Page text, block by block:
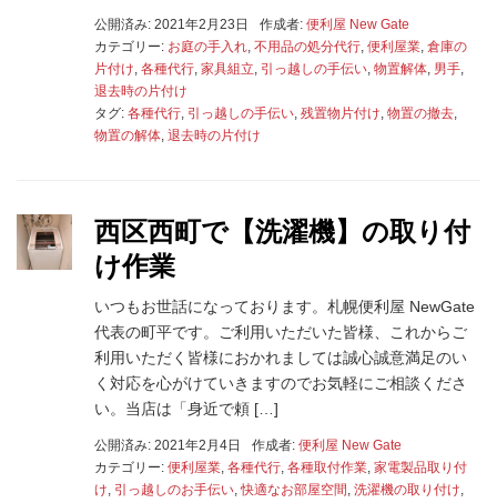
公開済み: 2021年2月23日 作成者: 便利屋 New Gate
カテゴリー: お庭の手入れ 不用品の処分代行 便利屋業 倉庫の
片付け 各種代行 家具組立 引っ越しの手伝い 物置解体 男手
退去時の片付け
タグ: 各種代行 引っ越しの手伝い 残置物片付け 物置の撤去
物置の解体 退去時の片付け
西区西町で【洗濯機】の取り付
け作業
いつもお世話になっております。札幌便利屋 NewGate
代表の町平です。ご利用いただいた皆様、これからご
利用いただく皆様におかれましては誠心誠意満足のい
く対応を心がけていきますのでお気軽にご相談くださ
い。当店は「身近で頼 […]
公開済み: 2021年2月4日 作成者: 便利屋 New Gate
カテゴリー: 便利屋業, 各種代行, 各種取付作業, 家電製品取り付
け, 引っ越しのお手伝い,快適なお部屋空間 , 洗濯機の取り付け,